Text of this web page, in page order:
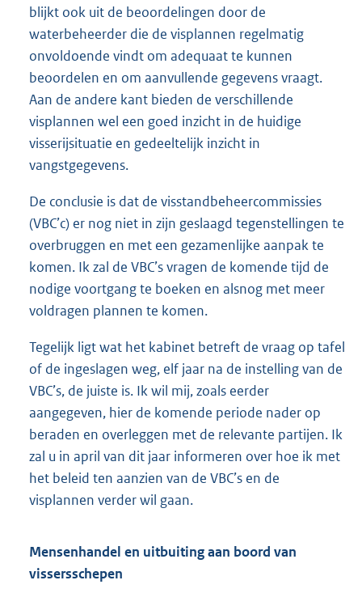
blijkt ook uit de beoordelingen door de
waterbeheerder die de visplannen regelmatig
onvoldoende vindt om adequaat te kunnen
beoordelen en om aanvullende gegevens vraagt.
Aan de andere kant bieden de verschillende
visplannen wel een goed inzicht in de huidige
visserijsituatie en gedeeltelijk inzicht in
vangstgegevens.
De conclusie is dat de visstandbeheercommissies
(VBC’c) er nog niet in zijn geslaagd tegenstellingen te
overbruggen en met een gezamenlijke aanpak te
komen. Ik zal de VBC’s vragen de komende tijd de
nodige voortgang te boeken en alsnog met meer
voldragen plannen te komen.
Tegelijk ligt wat het kabinet betreft de vraag op tafel
of de ingeslagen weg, elf jaar na de instelling van de
VBC’s, de juiste is. Ik wil mij, zoals eerder
aangegeven, hier de komende periode nader op
beraden en overleggen met de relevante partijen. Ik
zal u in april van dit jaar informeren over hoe ik met
het beleid ten aanzien van de VBC’s en de
visplannen verder wil gaan.
Mensenhandel en uitbuiting aan boord van
vissersschepen